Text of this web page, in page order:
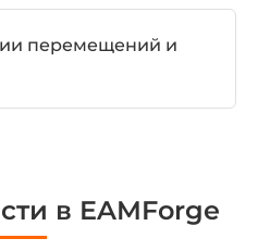
перемещений и
в EAMForge